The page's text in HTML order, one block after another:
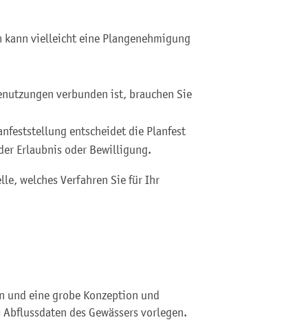
kann vielleicht eine Plangenehmigung
verbunden ist, brauchen Sie
nfeststellung entscheidet die Planfest
Erlaubnis oder Bewilligung.
welches Verfahren Sie für Ihr
und eine grobe Konzeption und
des Gewässers vorlegen.